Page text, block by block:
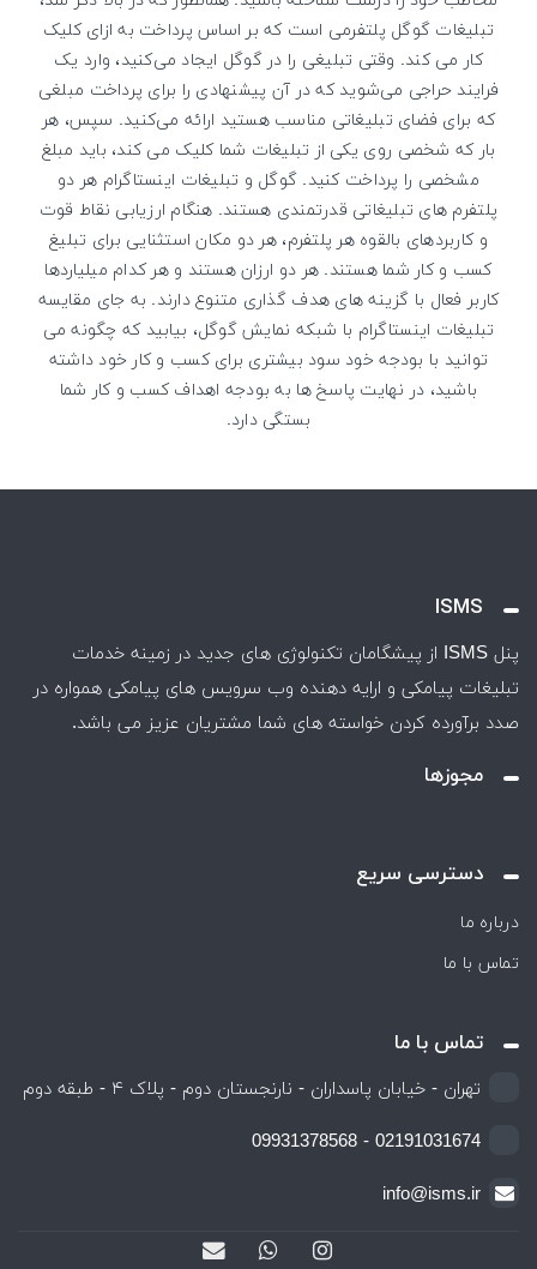
تبلیغات گوگل پلتفرمی است که بر اساس پرداخت به ازای کلیک
کار می کند. وقتی تبلیغی را در گوگل ایجاد می‌کنید، وارد یک
فرایند حراجی می‌شوید که در آن پیشنهادی را برای پرداخت مبلغی
که برای فضای تبلیغاتی مناسب هستید ارائه می‌کنید. سپس، هر
بار که شخصی روی یکی از تبلیغات شما کلیک می کند، باید مبلغ
مشخصی را پرداخت کنید. گوگل و تبلیغات اینستاگرام هر دو
پلتفرم های تبلیغاتی قدرتمندی هستند. هنگام ارزیابی نقاط قوت
و کاربردهای بالقوه هر پلتفرم، هر دو مکان استثنایی برای تبلیغ
کسب و کار شما هستند. هر دو ارزان هستند و هر کدام میلیاردها
کاربر فعال با گزینه های هدف گذاری متنوع دارند. به جای مقایسه
تبلیغات اینستاگرام با شبکه نمایش گوگل، بیابید که چگونه می
توانید با بودجه خود سود بیشتری برای کسب و کار خود داشته
باشید، در نهایت پاسخ ها به بودجه اهداف کسب و کار شما
بستگی دارد.
ISMS
پنل ISMS از پیشگامان تکنولوژی های جدید در زمینه خدمات
تبلیغات پیامکی و ارايه دهنده وب سرویس های پیامکی همواره در
صدد برآورده کردن خواسته های شما مشتریان عزیز می باشد.
مجوزها
دسترسی سریع
درباره ما
تماس با ما
تماس با ما
تهران - خیابان پاسداران - نارنجستان دوم - پلاک ۴ - طبقه دوم
02191031674 - 09931378568
info@isms.ir